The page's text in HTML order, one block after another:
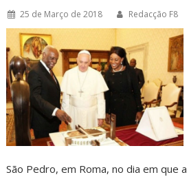
25 de Março de 2018 Redacção F8
São Pedro, em Roma, no dia em que